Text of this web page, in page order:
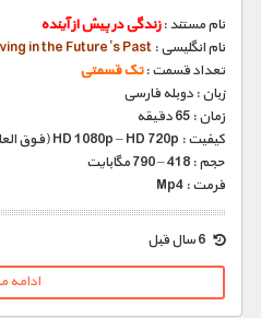
نام مستند :زندگی در پیش از آینده
نام انگلیسی : in the Future’s Past
تعداد قسمت :تک قسمتی
زبان : دوبله فارسی
زمان : 65 دقیقه
کیفیت : HD 1080p – HD 720p (فوق العاده)
حجم : 418 – 790 مگابایت
فرمت : Mp4
ادامه